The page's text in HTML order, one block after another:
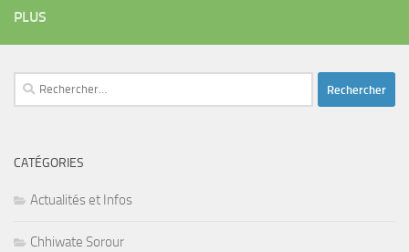
PLUS
Rechercher :
CATÉGORIES
Actualités et Infos
Chhiwate Sorour